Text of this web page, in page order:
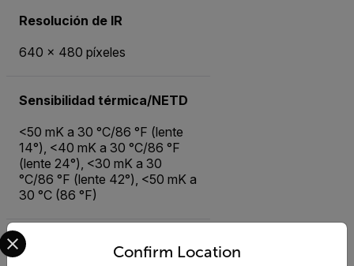
Resolución de IR
640 × 480 píxeles
Sensibilidad térmica/NETD
<50 mK a 30 °C/86 °F (lente
14°), <40 mK a 30 °C/86 °F
(lente 24°), <30 mK a 30
°C/86 °F (lente 42°), <50 mK a
30 °C (86 °F)
Precisión
Confirm Location
Select your preferred country and language from the